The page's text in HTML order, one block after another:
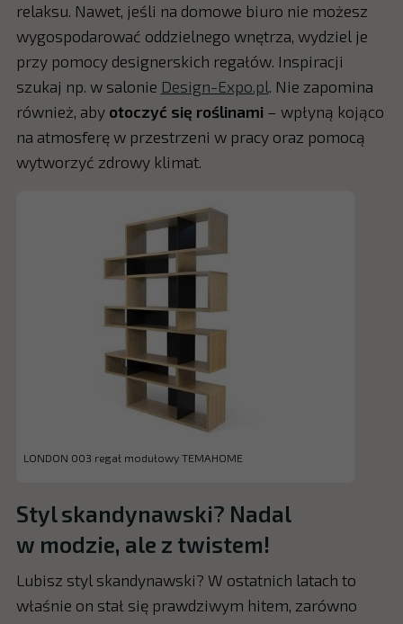
relaksu. Nawet, jeśli na domowe biuro nie możesz
wygospodarować oddzielnego wnętrza, wydziel je
przy pomocy designerskich regałów. Inspiracji
szukaj np. w salonie Design-Expo.pl. Nie zapomina
również, aby otoczyć się roślinami – wpłyną kojąco
na atmosferę w przestrzeni w pracy oraz pomocą
wytworzyć zdrowy klimat.
LONDON 003 regał modułowy TEMAHOME
Styl skandynawski? Nadal
w modzie, ale z twistem!
Lubisz styl skandynawski? W ostatnich latach to
właśnie on stał się prawdziwym hitem, zarówno